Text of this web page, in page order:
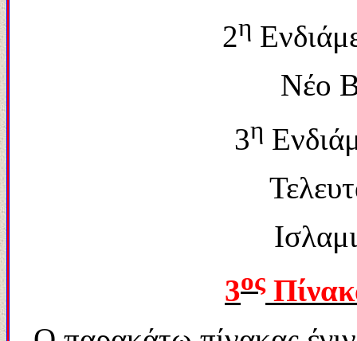
2η
Νέο
3η
3ος